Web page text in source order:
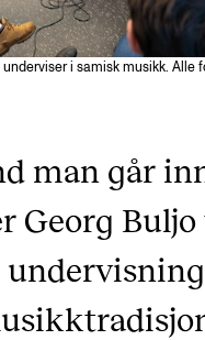
i samisk musikk. Alle
man går
Georg